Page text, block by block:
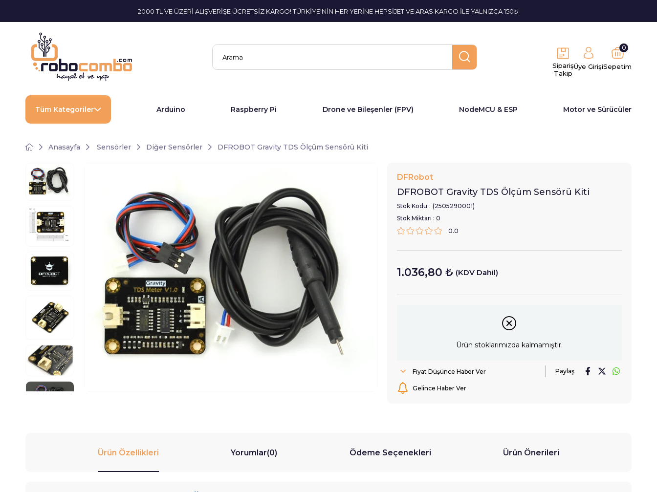
2000 TL VE ÜZERİ ALIŞVERİŞE ÜCRETSİZ KARGO! TÜRKİYE'NİN HER YERİNE HEPSİJET VE ARAS KARGO İLE YALNIZCA 150₺
Sipariş
Takip
Üye GirişiSepetim
0
Tüm Kategoriler Arduino Raspberry Pi Drone ve Bileşenler (FPV) NodeMCU & ESP Motor ve Sürücüler
Anasayfa Sensörler Diğer Sensörler DFROBOT Gravity TDS Ölçüm Sensörü Kiti
DFRobot
DFROBOT Gravity TDS Ölçüm Sensörü Kiti
Stok Kodu
(2505290001)
Stok Miktarı : 0
0.0
1.036,80 ₺ (KDV Dahil)
Ürün stoklarımızda kalmamıştır.
Fiyat Düşünce Haber Ver
Gelince Haber Ver
Paylaş
Ürün Özellikleri Yorumlar(0) Ödeme Seçenekleri Ürün Önerileri